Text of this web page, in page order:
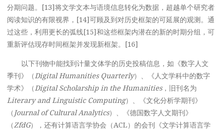
分期问题。[13]将文学文本与语境信息转化为数据，超越单个研究者
阅读知识的有限视界，[14]可顾及到对历史框架的可延展的观测。通
过这些，利用更长的弧线[15]和这些框架内潜在的新的时期分组，可
重新评估现存时间框架并发现新框架。[16]
以下刊物中能找到计量文体学的历史投稿信息，如《数字人文
季刊》（Digital Humanities Quarterly）、《人文学科中的数字
学术》（Digital Scholarship in the Humanities，旧刊名为
Literary and Linguistic Computing）、《文化分析学期刊》
（ Journal of Cultural Analytics）、《德国数字人文期刊》
（ZfdG），还有计算语言学协会（ACL）的会刊《文学计算语言学